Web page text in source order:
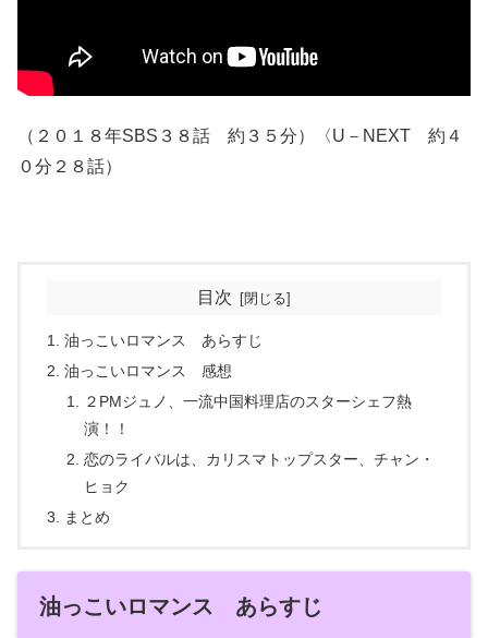
（２０１８年SBS３８話 約３５分）〈U－NEXT 約４
０分２８話）
目次
油っこいロマンス あらすじ
油っこいロマンス 感想
２PMジュノ、一流中国料理店のスターシェフ熱
演！！
恋のライバルは、カリスマトップスター、チャン・
ヒョク
まとめ
油っこいロマンス あらすじ